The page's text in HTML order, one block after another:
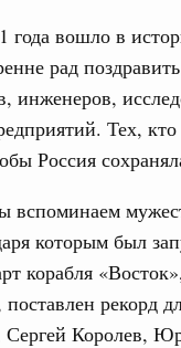
года вошло в
рад
инженеров,
Тех,
Россия
вспоминаем
которым был
корабля
поставлен рекорд
Королев,
территорий.
по
в
людей,